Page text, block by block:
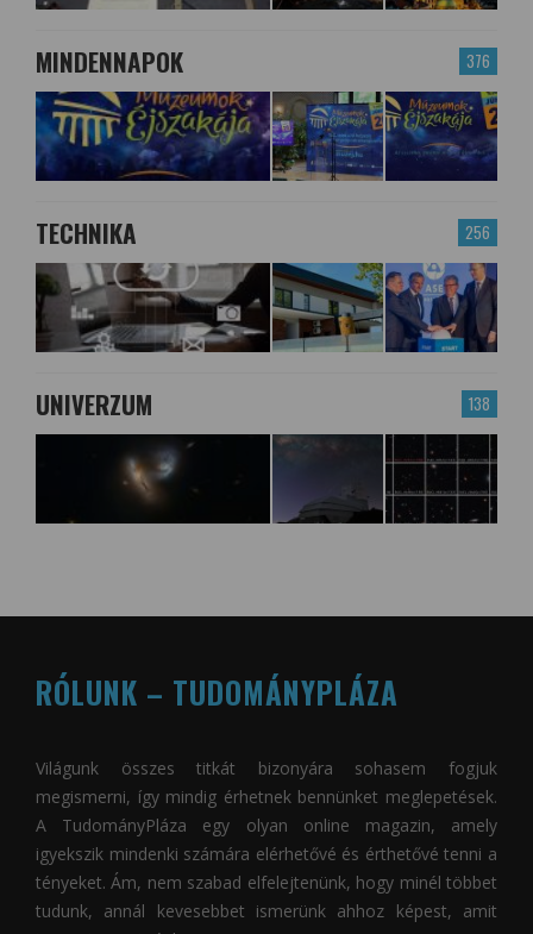
376
MINDENNAPOK
256
TECHNIKA
138
UNIVERZUM
RÓLUNK – TUDOMÁNYPLÁZA
Világunk összes titkát bizonyára sohasem fogjuk
megismerni, így mindig érhetnek bennünket meglepetések.
A TudományPláza egy olyan online magazin, amely
igyekszik mindenki számára elérhetővé és érthetővé tenni a
tényeket. Ám, nem szabad elfelejtenünk, hogy minél többet
tudunk, annál kevesebbet ismerünk ahhoz képest, amit